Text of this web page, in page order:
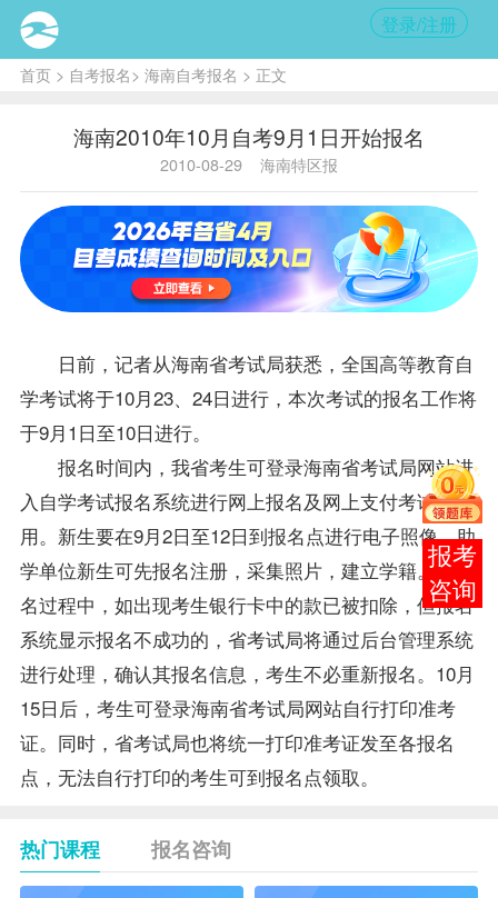
登录/注册
首页> 自考报名> 海南自考报名 > 正文
海南2010年10月自考9月1日开始报名
2010-08-29 海南特区报
日前，记者从海南省考试局获悉，全国高等教育自
学考试将于10月23、24日进行，本次考试的报名工作将
于9月1日至10日进行。
报名时间内，我省考生可登录海南省考试局网站进
入自学考试报名系统进行网上报名及网上支付考试费
用。新生要在9月2日至12日到报名点进行电子照像。助
学单位新生可先报名注册，采集照片，建立学籍。在报
名过程中，如出现考生银行卡中的款已被扣除，但报名
系统显示报名不成功的，省考试局将通过后台管理系统
进行处理，确认其报名信息，考生不必重新报名。10月
15日后，考生可登录海南省考试局网站自行打印准考
证。同时，省考试局也将统一打印准考证发至各报名
点，无法自行打印的考生可到报名点领取。
热门课程 报名咨询
在线
客服